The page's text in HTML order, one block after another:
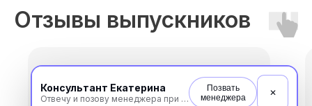
Консультант Екатерина
Отвечу и позову менеджера при необходимости
Позвать
менеджера
✕
Отзывы выпускников